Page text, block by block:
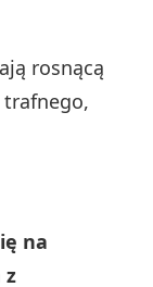
rosnącą
na
z